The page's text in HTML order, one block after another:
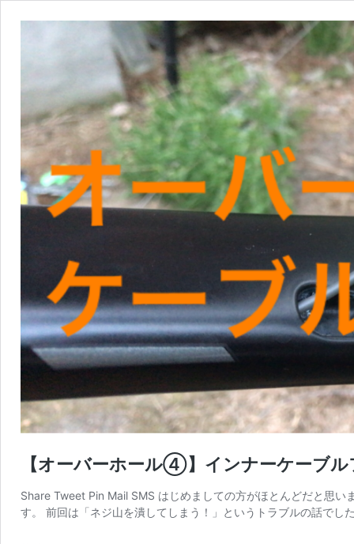
【オーバーホール④】インナーケーブ
Share Tweet Pin Mail SMS はじめましての方がほとんどだと思
す。 前回は「ネジ山を潰してしまう！」というトラブルの話でし